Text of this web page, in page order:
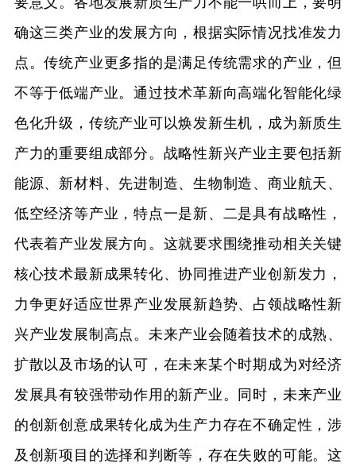
确这三类产业的发展方向，根据实际情况找准发力
点。传统产业更多指的是满足传统需求的产业，但
不等于低端产业。通过技术革新向高端化智能化绿
色化升级，传统产业可以焕发新生机，成为新质生
产力的重要组成部分。战略性新兴产业主要包括新
能源、新材料、先进制造、生物制造、商业航天、
低空经济等产业，特点一是新、二是具有战略性，
代表着产业发展方向。这就要求围绕推动相关关键
核心技术最新成果转化、协同推进产业创新发力，
力争更好适应世界产业发展新趋势、占领战略性新
兴产业发展制高点。未来产业会随着技术的成熟、
扩散以及市场的认可，在未来某个时期成为对经济
发展具有较强带动作用的新产业。同时，未来产业
的创新创意成果转化成为生产力存在不确定性，涉
及创新项目的选择和判断等，存在失败的可能。这